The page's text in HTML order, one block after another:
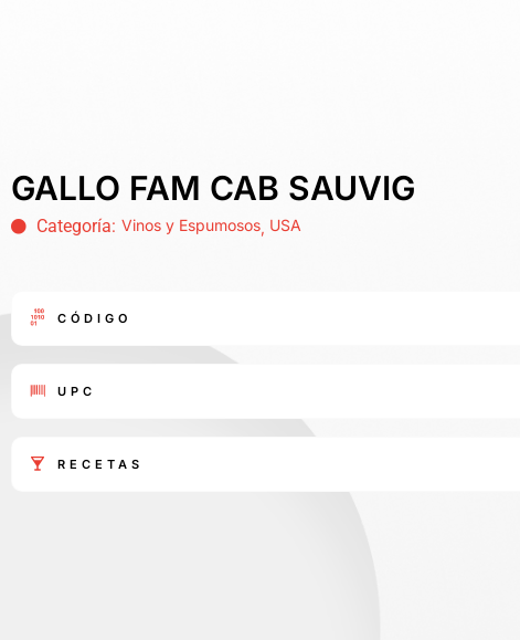
GALLO FAM CAB SAUVIG
Categoría: Vinos y Espumosos, USA
CÓDIGO
UPC
RECETAS